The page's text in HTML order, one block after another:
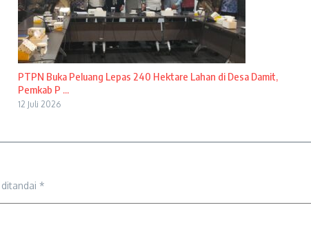
PTPN Buka Peluang Lepas 240 Hektare Lahan di Desa Damit,
Pemkab P ...
12 Juli 2026
*